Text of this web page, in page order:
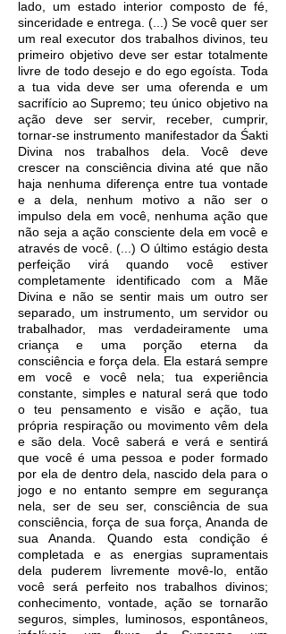
lado, um estado interior composto de fé,
sinceridade e entrega. (...) Se você quer ser
um real executor dos trabalhos divinos, teu
primeiro objetivo deve ser estar totalmente
livre de todo desejo e do ego egoísta. Toda
a tua vida deve ser uma oferenda e um
sacrifício ao Supremo; teu único objetivo na
ação deve ser servir, receber, cumprir,
tornar-se instrumento manifestador da Śakti
Divina nos trabalhos dela. Você deve
crescer na consciência divina até que não
haja nenhuma diferença entre tua vontade
e a dela, nenhum motivo a não ser o
impulso dela em você, nenhuma ação que
não seja a ação consciente dela em você e
através de você. (...) O último estágio desta
perfeição virá quando você estiver
completamente identificado com a Mãe
Divina e não se sentir mais um outro ser
separado, um instrumento, um servidor ou
trabalhador, mas verdadeiramente uma
criança e uma porção eterna da
consciência e força dela. Ela estará sempre
em você e você nela; tua experiência
constante, simples e natural será que todo
o teu pensamento e visão e ação, tua
própria respiração ou movimento vêm dela
e são dela. Você saberá e verá e sentirá
que você é uma pessoa e poder formado
por ela de dentro dela, nascido dela para o
jogo e no entanto sempre em segurança
nela, ser de seu ser, consciência de sua
consciência, força de sua força, Ananda de
sua Ananda. Quando esta condição é
completada e as energias supramentais
dela puderem livremente movê-lo, então
você será perfeito nos trabalhos divinos;
conhecimento, vontade, ação se tornarão
seguros, simples, luminosos, espontâneos,